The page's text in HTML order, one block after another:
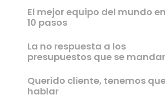
El mejor equipo del mundo en
10 pasos
La no respuesta a los
presupuestos que se
Querido cliente, tenemos
hablar